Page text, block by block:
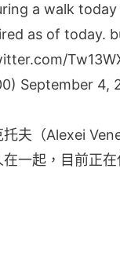
a walk
as of today.
September 4,
夫（Alexei
一起，目前正